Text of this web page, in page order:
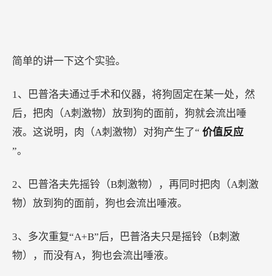
简单的讲一下这个实验。
1、巴普洛夫通过手术和仪器，将狗固定在某一处，然
后，把肉（A刺激物）放到狗的面前，狗就会流出唾
液。这说明，肉（A刺激物）对狗产生了“ 价值反应
”。
2、巴普洛夫先摇铃（B刺激物），再同时把肉（A刺激
物）放到狗的面前，狗也会流出唾液。
3、多次重复“A+B”后，巴普洛夫只是摇铃（B刺激
物），而没有A，狗也会流出唾液。